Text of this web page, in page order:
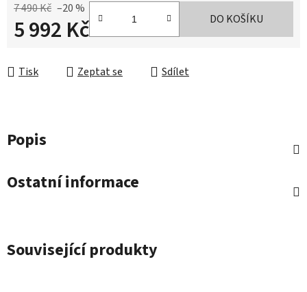
7 490 Kč –20 %
5 992 Kč DO KOŠÍKU
Tisk Zeptat se Sdílet
Popis
Ostatní informace
Související produkty